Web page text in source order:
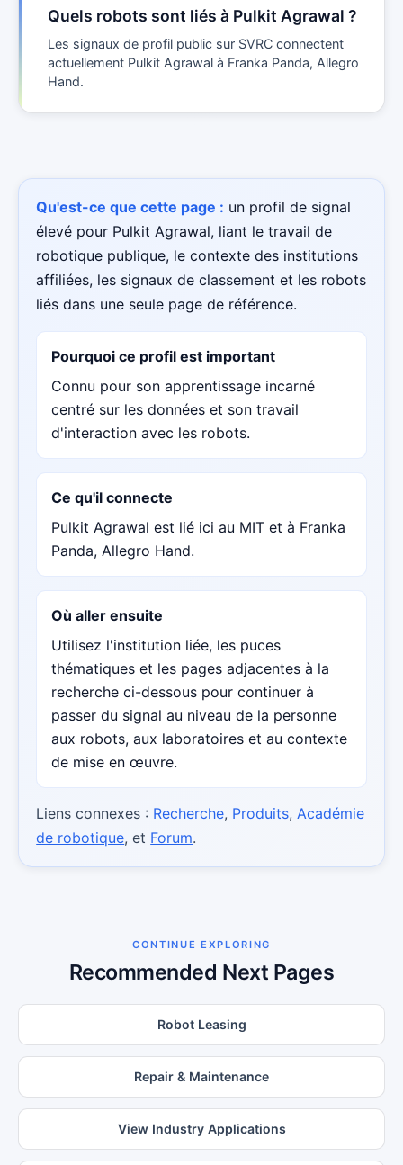
Quels robots sont liés à Pulkit Agrawal ?
Les signaux de profil public sur SVRC connectent
actuellement Pulkit Agrawal à Franka Panda, Allegro
Hand.
Qu'est-ce que cette page : un profil de signal
élevé pour Pulkit Agrawal, liant le travail de
robotique publique, le contexte des institutions
affiliées, les signaux de classement et les robots
liés dans une seule page de référence.
Pourquoi ce profil est important
Connu pour son apprentissage incarné
centré sur les données et son travail
d'interaction avec les robots.
Ce qu'il connecte
Pulkit Agrawal est lié ici au MIT et à Franka
Panda, Allegro Hand.
Où aller ensuite
Utilisez l'institution liée, les puces
thématiques et les pages adjacentes à la
recherche ci-dessous pour continuer à
passer du signal au niveau de la personne
aux robots, aux laboratoires et au contexte
de mise en œuvre.
Liens connexes : Recherche, Produits,Académie
de robotique, et Forum.
CONTINUE EXPLORING
Recommended Next Pages
Robot Leasing
Repair & Maintenance
View Industry Applications